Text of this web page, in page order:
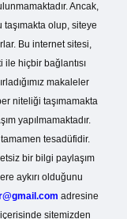
Ancak,
olup, siteye
Bu internet sitesi,
ile hiçbir bağlantısı
makaleler
niteliği taşımamakta
yapılmamaktadır.
tesadüfidir.
bir bilgi paylaşım
aykırı olduğunu
adresine
sitemizden